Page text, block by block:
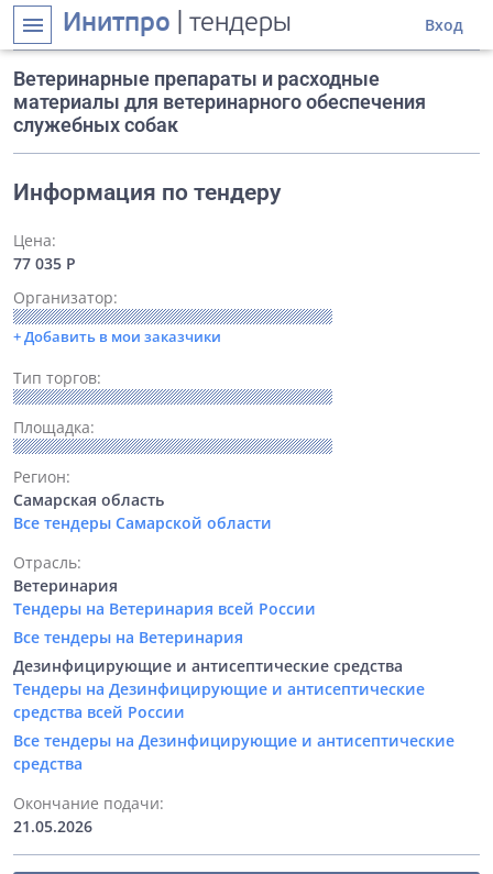
menu Инитпро | тендеры Вход
Ветеринарные препараты и расходные
материалы для ветеринарного обеспечения
служебных собак
Информация по тендеру
Цена:
77 035 Р
Организатор:
+ Добавить в мои заказчики
Тип торгов:
Площадка:
Регион:
Самарская область
Все тендеры Самарской области
Отрасль:
Ветеринария
Тендеры на Ветеринария всей России
Все тендеры на Ветеринария
Дезинфицирующие и антисептические средства
Тендеры на Дезинфицирующие и антисептические
средства всей России
Все тендеры на Дезинфицирующие и антисептические
средства
Окончание подачи:
21.05.2026